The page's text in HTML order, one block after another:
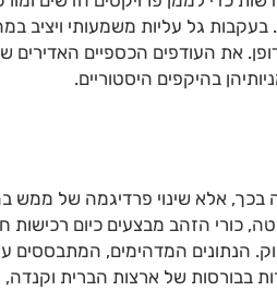
גל עליות משמעותי ויציב
את העודפים הכספיים האדירים
בהיקפים היסטוריים.
בכך, אלא שינוי פרדיגמה של ממש
כורי הזהב מבצעים כיום רכישות
הנתונים המדהימים, המתבססים